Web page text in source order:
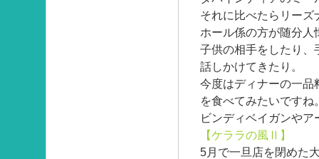
それに比べたらリーズ
ホール係の方が随分
子供の相手をしたり、
話しかけてきたり。
今度はディナーの一品
を食べてみたいですね
ビンディベイガンや
【ケララの風Ⅱ】
5月で一旦店を閉めた